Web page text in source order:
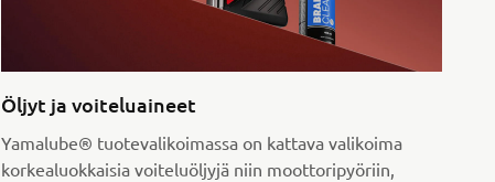
Öljyt ja voiteluaineet
Yamalube® tuotevalikoimassa on kattava valikoima
korkealuokkaisia voiteluöljyjä niin moottoripyöriin,